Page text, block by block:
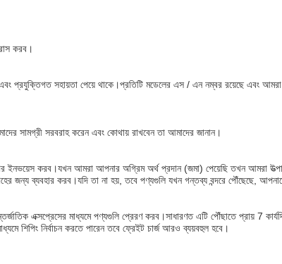
করব।
প্রযুক্তিগত সহায়তা পেয়ে থাকে।প্রতিটি মডেলের এস / এন নম্বর রয়েছে এবং
সামগ্রী সরবরাহ করেন এবং কোথায় রাখবেন তা আমাদের জানান।
ইনভয়েস করব।যখন আমরা আপনার অগ্রিম অর্থ প্রদান (জমা) পেয়েছি তখন আমরা
জন্য ব্যবহার করব।যদি তা না হয়, তবে পণ্যগুলি যখন গন্তব্য বন্দরে পৌঁছেছে,
এক্সপ্রেসের মাধ্যমে পণ্যগুলি প্রেরণ করব।সাধারণত এটি পৌঁছাতে প্রায় 7
শিপিং নির্বাচন করতে পারেন তবে ফ্রেইট চার্জ আরও ব্যয়বহুল হবে।